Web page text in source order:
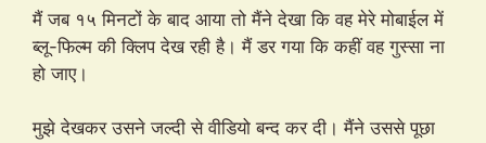
मैं जब १५ मिनटों के बाद आया तो मैंने देखा कि वह मेरे मोबाईल में
ब्लू-फिल्म की क्लिप देख रही है। मैं डर गया कि कहीं वह गुस्सा ना
हो जाए।
मुझे देखकर उसने जल्दी से वीडियो बन्द कर दी। मैंने उससे पूछा